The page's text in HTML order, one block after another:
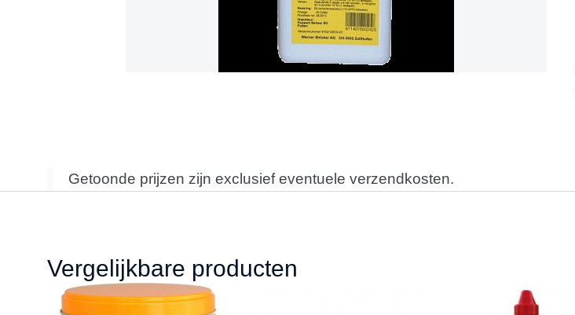
Getoonde prijzen zijn exclusief eventuele verzendkosten.
Vergelijkbare producten